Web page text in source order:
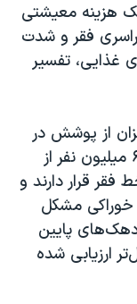
هزینه معیشتی
فقر و شدت
غذایی، تفسیر
از پوشش در
طرح دولت، می‌توان گفت که بیش از ۶۰ میلیون نفر از
خط فقر قرار دارند و
مشکل
پایین
ارزیابی شده